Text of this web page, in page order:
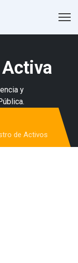
y
de Activos